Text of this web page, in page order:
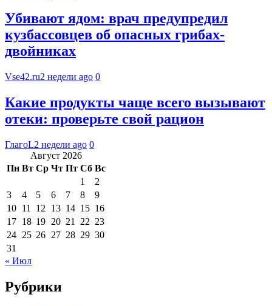
Убивают ядом: врач предупредил
кузбассовцев об опасных грибах-
двойниках
Vse42.ru2 недели ago 0
Какие продукты чаще всего вызывают
отеки: проверьте свой рацион
ГлагоL2 недели ago 0
Август 2026
Пн Вт Ср Чт Пт Сб Вс
1
2
3
4 5 6 7 8
9
10 11 12 13 14 15 16
17 18 19 20 21 22 23
24 25 26 27 28 29 30
31
« Июл
Рубрики